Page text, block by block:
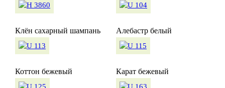
Клён сахарный шампань Алебастр белый
Коттон бежевый Карат бежевый